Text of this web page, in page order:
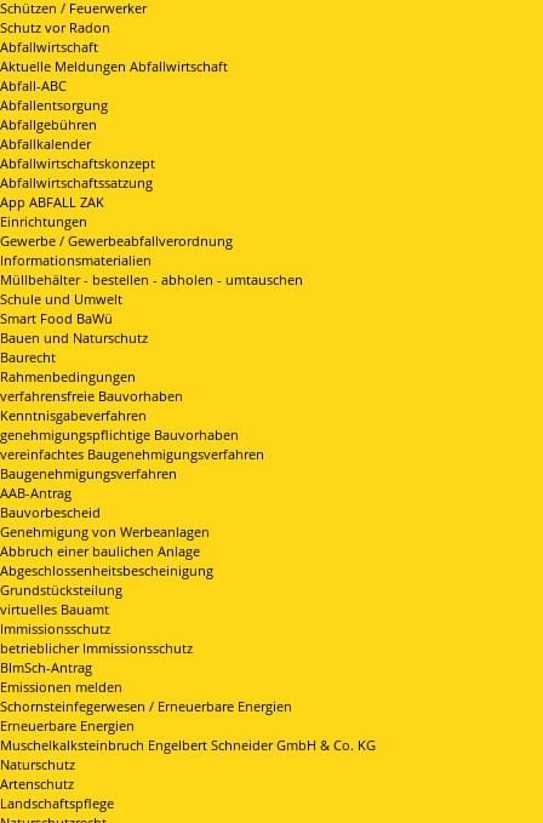
Schützen / Feuerwerker
Schutz vor Radon
Abfallwirtschaft
Aktuelle Meldungen Abfallwirtschaft
Abfall-ABC
Abfallentsorgung
Abfallgebühren
Abfallkalender
Abfallwirtschaftskonzept
Abfallwirtschaftssatzung
App ABFALL ZAK
Einrichtungen
Gewerbe / Gewerbeabfallverordnung
Informationsmaterialien
Müllbehälter - bestellen - abholen - umtauschen
Schule und Umwelt
Smart Food BaWü
Bauen und Naturschutz
Baurecht
Rahmenbedingungen
verfahrensfreie Bauvorhaben
Kenntnisgabeverfahren
genehmigungspflichtige Bauvorhaben
vereinfachtes Baugenehmigungsverfahren
Baugenehmigungsverfahren
AAB-Antrag
Bauvorbescheid
Genehmigung von Werbeanlagen
Abbruch einer baulichen Anlage
Abgeschlossenheitsbescheinigung
Grundstücksteilung
virtuelles Bauamt
Immissionsschutz
betrieblicher Immissionsschutz
BImSch-Antrag
Emissionen melden
Schornsteinfegerwesen / Erneuerbare Energien
Erneuerbare Energien
Muschelkalksteinbruch Engelbert Schneider GmbH & Co. KG
Naturschutz
Artenschutz
Landschaftspflege